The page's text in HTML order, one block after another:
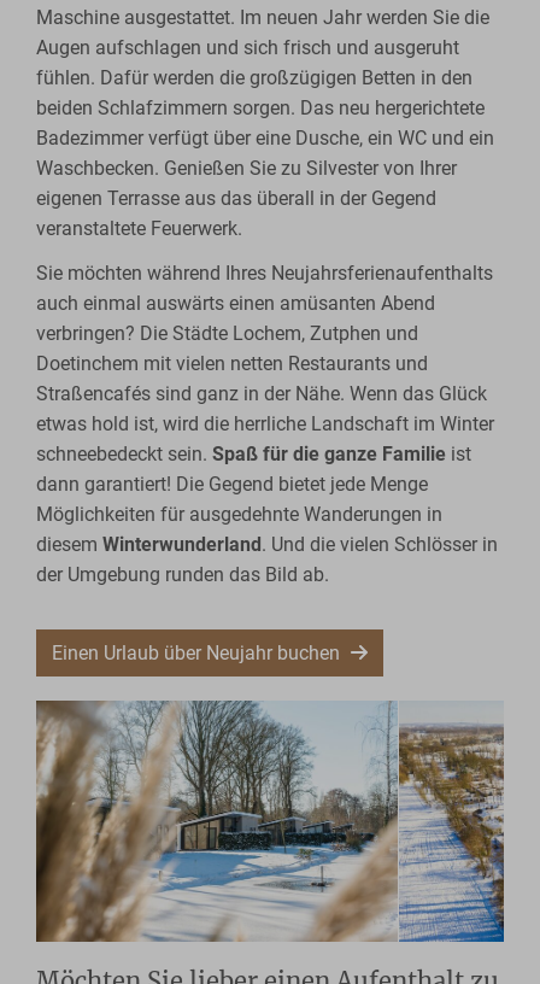
Maschine ausgestattet. Im neuen Jahr werden Sie die
Augen aufschlagen und sich frisch und ausgeruht
fühlen. Dafür werden die großzügigen Betten in den
beiden Schlafzimmern sorgen. Das neu hergerichtete
Badezimmer verfügt über eine Dusche, ein WC und ein
Waschbecken. Genießen Sie zu Silvester von Ihrer
eigenen Terrasse aus das überall in der Gegend
veranstaltete Feuerwerk.
Sie möchten während Ihres Neujahrsferienaufenthalts
auch einmal auswärts einen amüsanten Abend
verbringen? Die Städte Lochem, Zutphen und
Doetinchem mit vielen netten Restaurants und
Straßencafés sind ganz in der Nähe. Wenn das Glück
etwas hold ist, wird die herrliche Landschaft im Winter
schneebedeckt sein.Spaß für die ganze Familie ist
dann garantiert! Die Gegend bietet jede Menge
Möglichkeiten für ausgedehnte Wanderungen in
diesemWinterwunderland. Und die vielen Schlösser in
der Umgebung runden das Bild ab.
Einen Urlaub über Neujahr buchen